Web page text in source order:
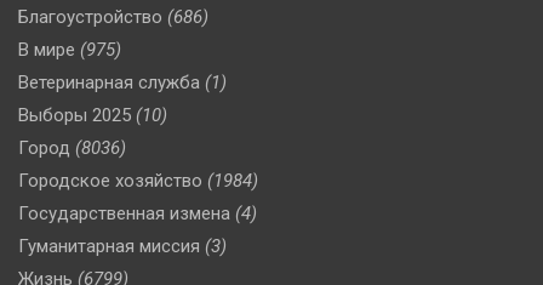
Благоустройство (686)
В мире (975)
Ветеринарная служба (1)
Выборы 2025 (10)
Город (8036)
Городское хозяйство (1984)
Государственная измена (4)
Гуманитарная миссия (3)
Жизнь (6799)